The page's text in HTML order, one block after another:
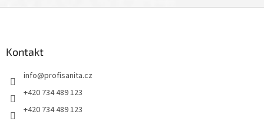
Kontakt
info@profisanita.cz
+420 734 489 123
+420 734 489 123